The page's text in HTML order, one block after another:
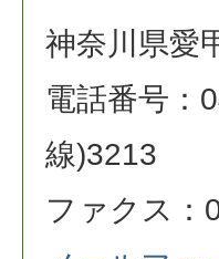
神奈川県愛
電話番号：
線)3213
ファクス：